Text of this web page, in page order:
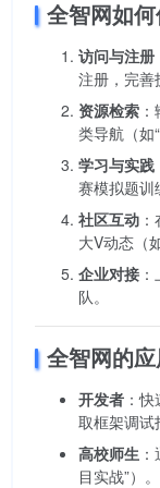
全智网如
访问与注册
注册，完善
资源检索
类导航（如
学习与实践
赛模拟题训
社区互动
大V动态（
企业对接
队。
全智网的
开发者 ：
取框架调试
高校师生
目实战”）。